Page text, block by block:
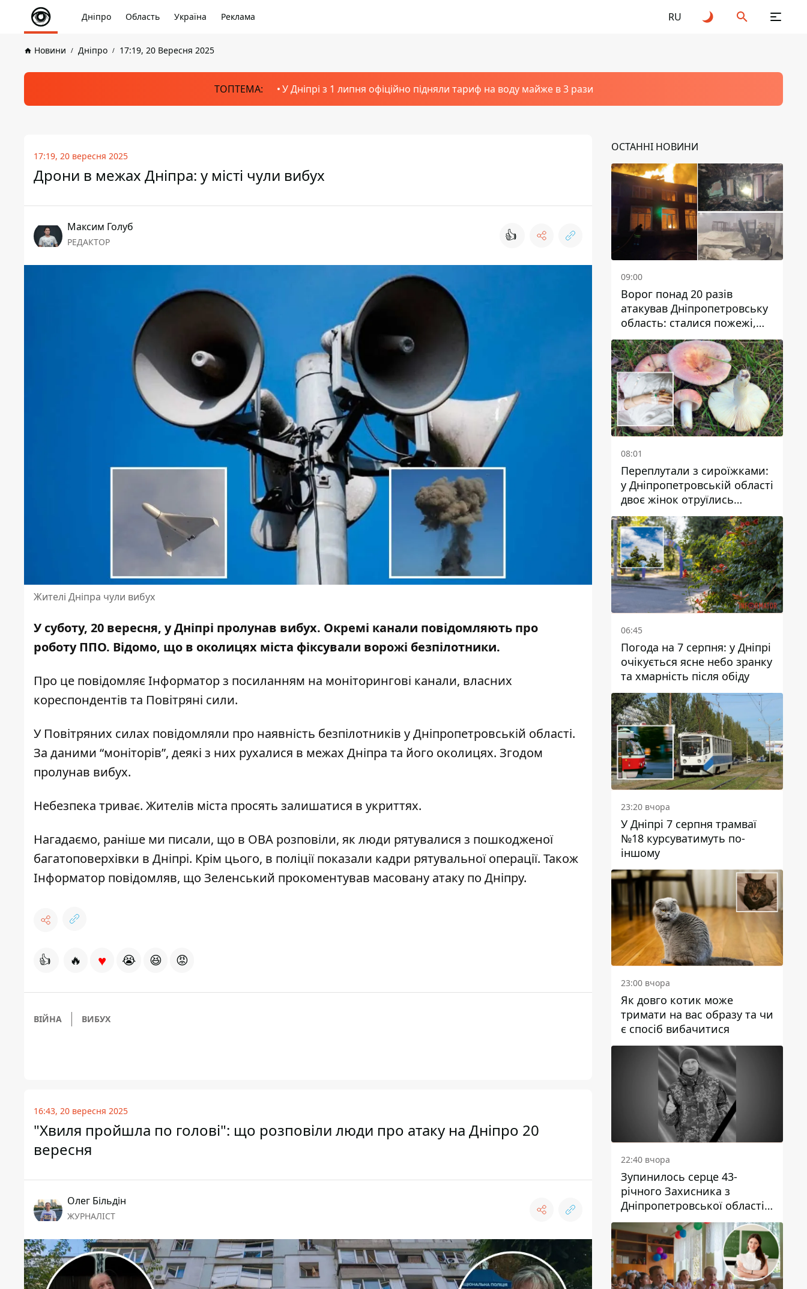
Дніпро Область Україна Реклама RU
Новини Дніпро 17:19, 20 Вересня 2025
ТОПТЕМА: У Дніпрі з 1 липня офіційно підняли тариф на воду майже в 3 рази
17:19, 20 вересня 2025
Дрони в межах Дніпра: у місті чули вибух
Максим Голуб
РЕДАКТОР 👍
Жителі Дніпра чули вибух
У суботу, 20 вересня, у Дніпрі пролунав вибух. Окремі канали повідомляють про
роботу ППО. Відомо, що в околицях міста фіксували ворожі безпілотники.
Про це повідомляє Інформатор з посиланням на моніторингові канали, власних
кореспондентів та Повітряні сили.
У Повітряних силах повідомляли про наявність безпілотників у Дніпропетровській області.
За даними “моніторів”, деякі з них рухалися в межах Дніпра та його околицях. Згодом
пролунав вибух.
Небезпека триває. Жителів міста просять залишатися в укриттях.
Нагадаємо, раніше ми писали, що в ОВА розповіли, як люди рятувалися з пошкодженої
багатоповерхівки в Дніпрі. Крім цього, в поліції показали кадри рятувальної операції. Також
Інформатор повідомляв, що Зеленський прокоментував масовану атаку по Дніпру.
👍 🔥 ♥ 😭 😆 😡
ВІЙНА ВИБУХ
16:43, 20 вересня 2025
"Хвиля пройшла по голові": що розповіли люди про атаку на Дніпро 20
вересня
Олег Більдін
ЖУРНАЛІСТ
ОСТАННІ НОВИНИ
09:00
Ворог понад 20 разів
атакував Дніпропетровську
область: сталися пожежі,
постраждали будинки,
інфраструктура та авто
08:01
Переплутали з сироїжками:
у Дніпропетровській області
двоє жінок отруїлись
грибами
06:45
Погода на 7 серпня: у Дніпрі
очікується ясне небо зранку
та хмарність після обіду
23:20 вчора
У Дніпрі 7 серпня трамваї
№18 курсуватимуть по-
іншому
23:00 вчора
Як довго котик може
тримати на вас образу та чи
є спосіб вибачитися
22:40 вчора
Зупинилось серце 43-
річного Захисника з
Дніпропетровської області
Євгена Зінченка